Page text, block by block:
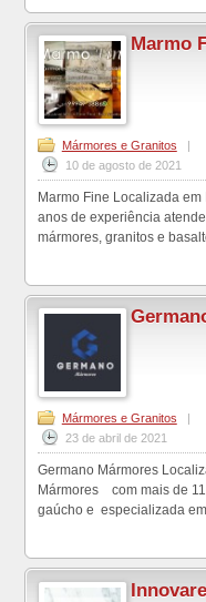
Marmo
Mármores e Granitos |
10 de agosto de 2021
Marmo Fine Localizada
anos de experiência
mármores, granitos e
Mármores e Granitos |
23 de abril de 2021
Germano Mármores
Mármores com mais de
gaúcho e especializada